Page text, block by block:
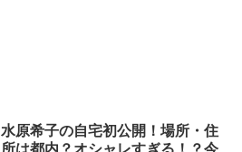
水原希子の自宅初公開！場所・住
所は都内？オシャレすぎる！？今